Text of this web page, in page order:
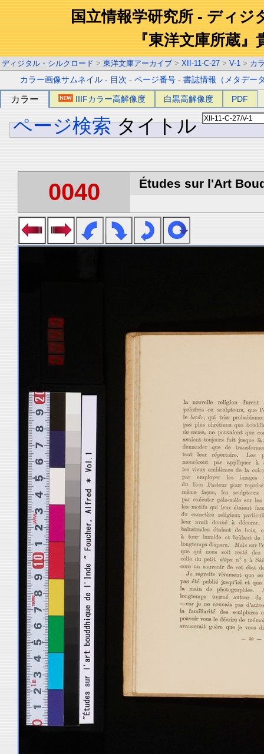
国立情報学研究所 - ディジ
『東洋文庫所蔵』
ディジタル・シルクロード > 東洋文庫アーカイブ > XII-11-C-27 > V-1 > カ
カラー画像サムネイル - 目次 -ページ番号 -書誌情報（メタデー
カラー IIIFカラー高解像度 白黒高解像度 PDF
ページ検索 タイトル
0040 Études sur l'Art